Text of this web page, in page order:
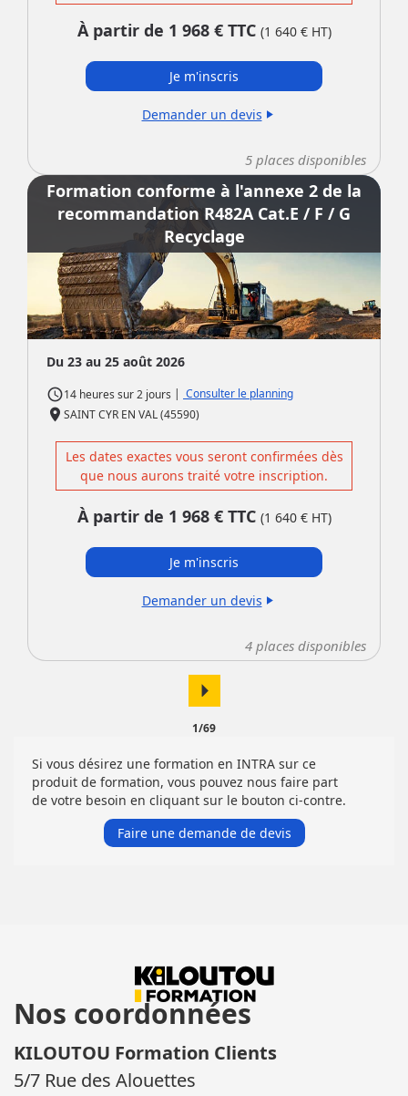
À partir de 1 968 € TTC (1 640 € HT)
Je m'inscris
Demander un devis play_arrow
5 places disponibles
Formation conforme à l'annexe 2 de la
recommandation R482A Cat.E / F / G
Recyclage
Du 23 au 25 août 2026
access_time14 heures sur2 jours | Consulter le planning
place SAINT CYR EN VAL (45590)
Les dates exactes vous seront confirmées dès
que nous aurons traité votre inscription.
À partir de 1 968 € TTC (1 640 € HT)
Je m'inscris
Demander un devis play_arrow
4 places disponibles
arrow_right
1/69
Si vous désirez une formation en INTRA sur ce
produit de formation, vous pouvez nous faire part
de votre besoin en cliquant sur le bouton ci-contre.
Faire une demande de devis
Nos coordonnées
KILOUTOU Formation Clients
5/7 Rue des Alouettes